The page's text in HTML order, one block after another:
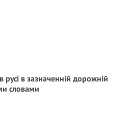
русі в зазначенній дорожній
словами